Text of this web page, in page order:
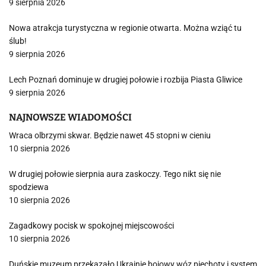
9 sierpnia 2026
Nowa atrakcja turystyczna w regionie otwarta. Można wziąć tu
ślub!
9 sierpnia 2026
Lech Poznań dominuje w drugiej połowie i rozbija Piasta Gliwice
9 sierpnia 2026
NAJNOWSZE WIADOMOŚCI
Wraca olbrzymi skwar. Będzie nawet 45 stopni w cieniu
10 sierpnia 2026
W drugiej połowie sierpnia aura zaskoczy. Tego nikt się nie
spodziewa
10 sierpnia 2026
Zagadkowy pocisk w spokojnej miejscowości
10 sierpnia 2026